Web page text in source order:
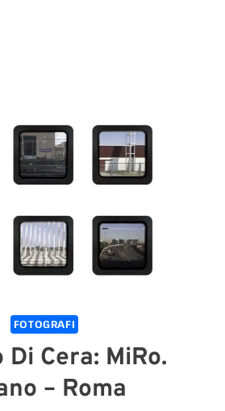
FOTOGRAFI
Di Cera: MiRo.
– Roma